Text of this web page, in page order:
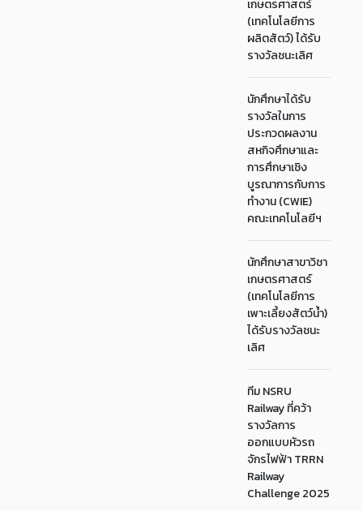
เกษตรศาสตร์
(เทคโนโลยีการ
ผลิตสัตว์) ได้รับ
รางวัลชนะเลิศ
นักศึกษาได้รับ
รางวัลในการ
ประกวดผลงาน
สหกิจศึกษาและ
การศึกษาเชิง
บูรณาการกับการ
ทำงาน (CWIE)
คณะเทคโนโลยีฯ
นักศึกษาสาขาวิชา
เกษตรศาสตร์
(เทคโนโลยีการ
เพาะเลี้ยงสัตว์น้ำ)
ได้รับรางวัลชนะ
เลิศ
ทีม NSRU
Railway ที่คว้า
รางวัลการ
ออกแบบหัวรถ
จักรไฟฟ้า TRRN
Railway
Challenge 2025